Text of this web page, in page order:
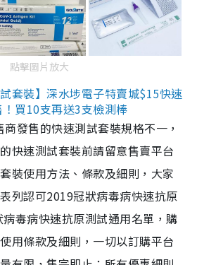
點擊圖片放大
套裝】深水埗電子特賣城$15快速
買10支再送3支檢測棒
發售的快速測試套裝規格不一，
快速測試套裝前請留意售賣平台
裝使用方法、條款及細則，大家
列認可2019冠狀病毒病快速抗原
毒病快速抗原測試通用名單，購
用條款及細則，一切以訂購平台